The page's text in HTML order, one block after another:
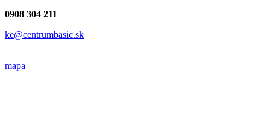
0908 304 211
ke@centrumbasic.sk
mapa